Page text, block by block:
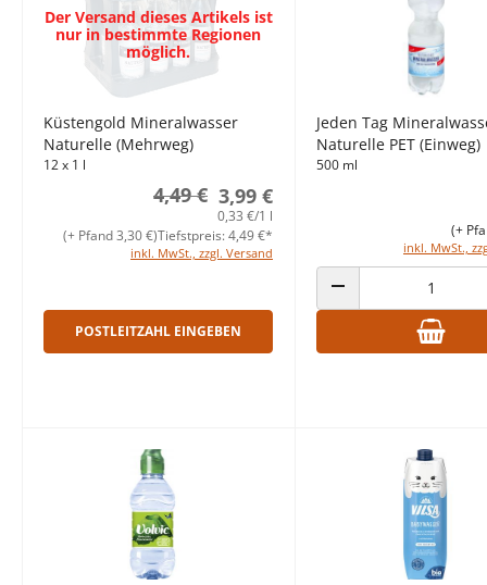
Der Versand dieses Artikels ist
nur in bestimmte Regionen
möglich.
Küstengold Mineralwasser
Naturelle (Mehrweg)
12 x 1 l
3,99 €
4,49 €
0,33 €/1 l
inkl. MwSt., zzgl. Versand
(+ Pfand 3,30 €)Tiefstpreis: 4,49 €*
POSTLEITZAHL EINGEBEN
Jeden Tag
Naturelle PET (Einweg)
500 ml
inkl. MwSt.,
(+
ANZAHL VERRINGERN